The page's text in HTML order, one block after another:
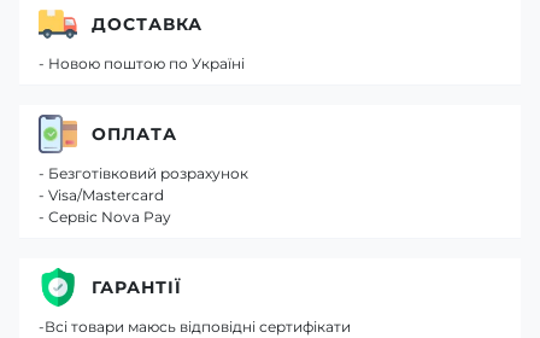
ДОСТАВКА
- Новою поштою по Україні
ОПЛАТА
- Безготівковий розрахунок
- Visa/Mastercard
- Сервіс Nova Pay
ГАРАНТІЇ
-Всі товари маюсь відповідні сертифікати